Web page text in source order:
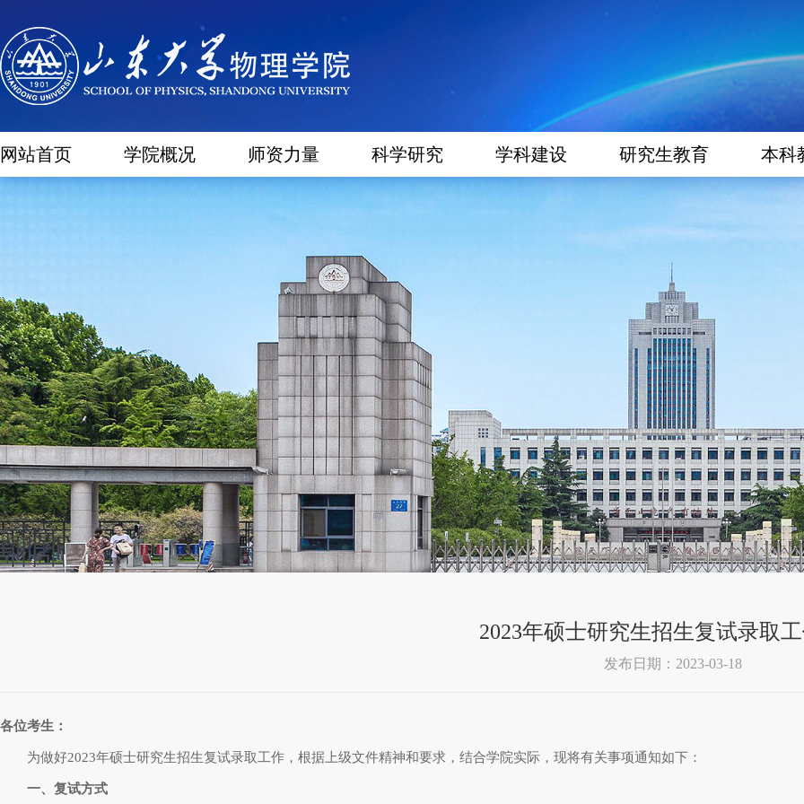
网站首页 学院概况 师资力量 科学研究 学科建设 研究生教育 本科
2023年硕士研究生招生复试录取
发布日期：2023-03-18
各位考生：
为做好2023年硕士研究生招生复试录取工作，根据上级文件精神和要求，结合学院实际，现将有关事项通知如下：
一、复试方式